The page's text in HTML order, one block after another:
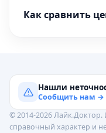
Как сравнить
Нашли
Сообщить нам →
© 2014-2026
справочный характер и